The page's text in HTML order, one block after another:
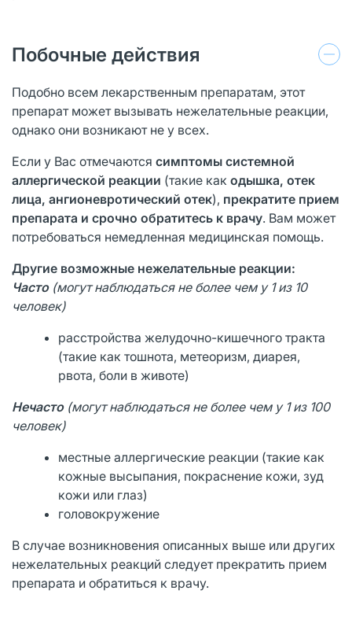
Побочные действия
Подобно всем лекарственным препаратам, этот
препарат может вызывать нежелательные реакции,
однако они возникают не у всех.
Если у Вас отмечаются симптомы системной
аллергической реакции (такие как одышка, отек
лица, ангионевротический отек), прекратите прием
препарата и срочно обратитесь к врачу. Вам может
потребоваться немедленная медицинская помощь.
Другие возможные нежелательные реакции:
Часто (могут наблюдаться не более чем у 1 из 10
человек)
расстройства желудочно-кишечного тракта
(такие как тошнота, метеоризм, диарея,
рвота, боли в животе)
Нечасто (могут наблюдаться не более чем у 1 из 100
человек)
местные аллергические реакции (такие как
кожные высыпания, покраснение кожи, зуд
кожи или глаз)
головокружение
В случае возникновения описанных выше или других
нежелательных реакций следует прекратить прием
препарата и обратиться к врачу.